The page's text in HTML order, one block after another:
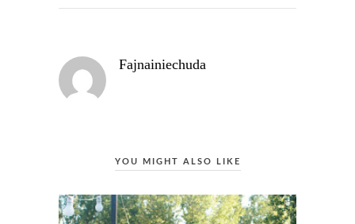
Fajnainiechuda
YOU MIGHT ALSO LIKE